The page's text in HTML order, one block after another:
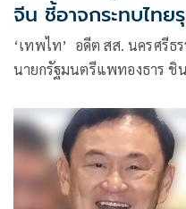
จีน ชี้อาจกระทบไทย
‘เทพไท’ อดีต สส. นครศรีธ
นายกรัฐมนตรีแพทองธาร ชิ
ซัดรัฐบาลขาดความโปร่งใส
ประเทศ พร้อมจี้แจงจุดยืนด้